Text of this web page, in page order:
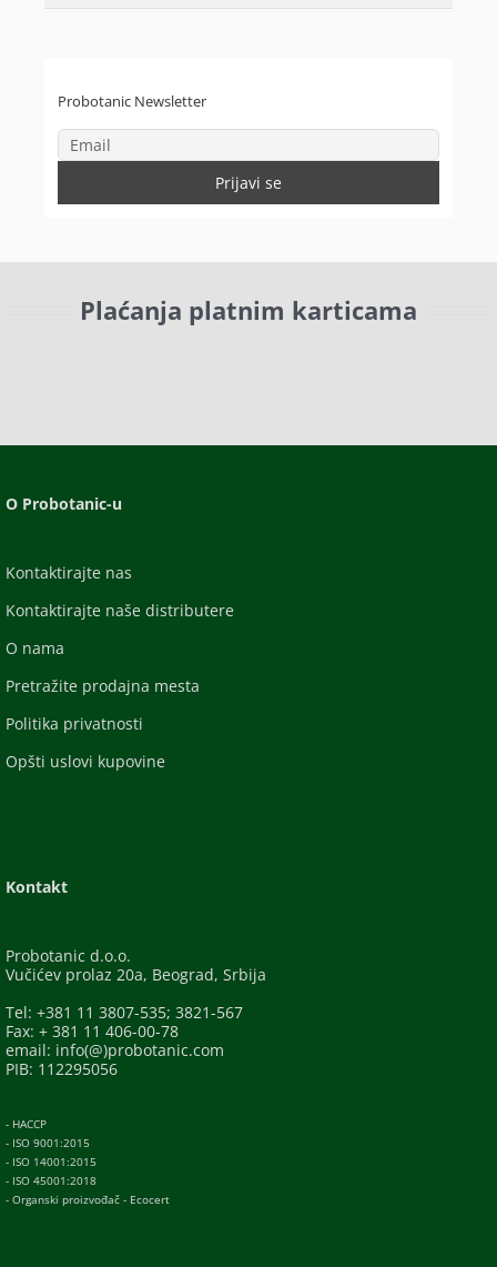
Probotanic Newsletter
Plaćanja platnim karticama
O Probotanic-u
Kontaktirajte nas
Kontaktirajte naše distributere
O nama
Pretražite prodajna mesta
Politika privatnosti
Opšti uslovi kupovine
Kontakt
Probotanic d.o.o.
Vučićev prolaz 20a, Beograd, Srbija
Tel: +381 11 3807-535; 3821-567
Fax: + 381 11 406-00-78
email: info(@)probotanic.com
PIB: 112295056
- HACCP
- ISO 9001:2015
- ISO 14001:2015
- ISO 45001:2018
- Organski proizvođač - Ecocert